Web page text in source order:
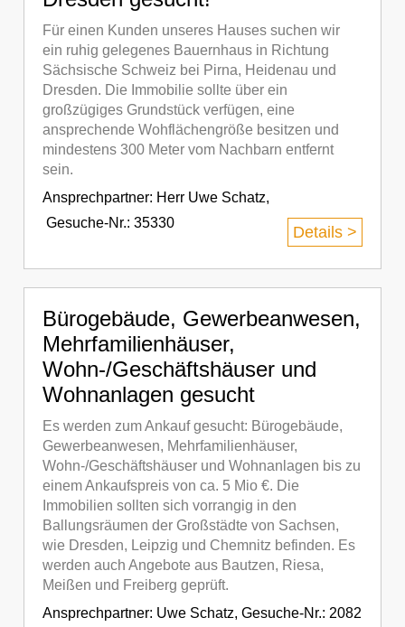
Für einen Kunden unseres Hauses suchen wir
ein ruhig gelegenes Bauernhaus in Richtung
Sächsische Schweiz bei Pirna, Heidenau und
Dresden. Die Immobilie sollte über ein
großzügiges Grundstück verfügen, eine
ansprechende Wohflächengröße besitzen und
mindestens 300 Meter vom Nachbarn entfernt
sein.
Ansprechpartner: Herr Uwe Schatz,
Gesuche-Nr.: 35330
Details >
Bürogebäude, Gewerbeanwesen,
Mehrfamilienhäuser,
Wohn-/Geschäftshäuser und
Wohnanlagen gesucht
Es werden zum Ankauf gesucht: Bürogebäude,
Gewerbeanwesen, Mehrfamilienhäuser,
Wohn-/Geschäftshäuser und Wohnanlagen bis zu
einem Ankaufspreis von ca. 5 Mio €. Die
Immobilien sollten sich vorrangig in den
Ballungsräumen der Großstädte von Sachsen,
wie Dresden, Leipzig und Chemnitz befinden. Es
werden auch Angebote aus Bautzen, Riesa,
Meißen und Freiberg geprüft.
Ansprechpartner: Uwe Schatz, Gesuche-Nr.: 2082